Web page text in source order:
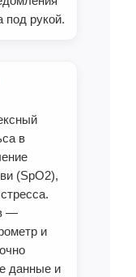
под рукой.
в
(SpO2),
—
и
данные и